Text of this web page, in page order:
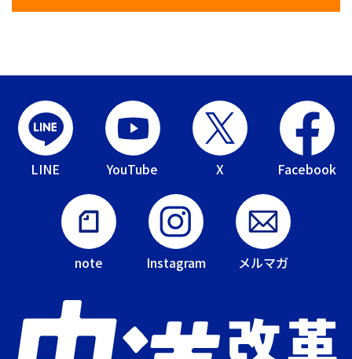
LINE YouTube X Facebook
note Instagram メルマガ